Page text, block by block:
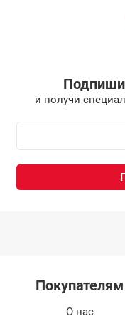
и получи
Покупателям
О нас